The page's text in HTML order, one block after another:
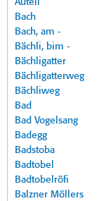
Auteil
Bach
Bach, am -
Bächli, bim -
Bächligatter
Bächligatterweg
Bächliweg
Bad
Bad Vogelsang
Badegg
Badstoba
Badtobel
Badtobelröfi
Balzner Möllers